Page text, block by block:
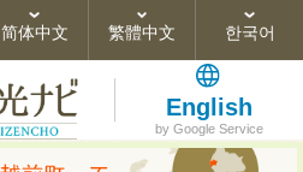
简体中文 繁體中文 한국어
English
by Google Service